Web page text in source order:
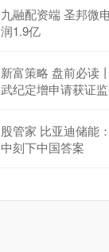
九融配资端 圣邦微
润1.9亿
新富策略 盘前必读
武纪定增申请获证
股管家 比亚迪储能
中刻下中国答案